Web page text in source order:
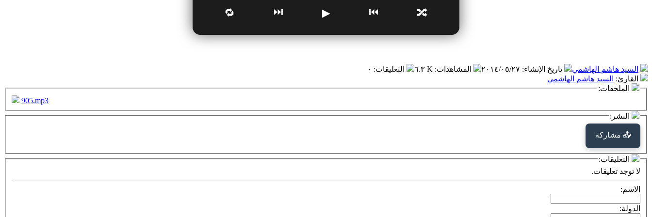
🔀
⏮
▶
⏭
🔁
السيد هاشم الهاشمي تاريخ الإنشاء: ٢٠١٤/٠٥/٢٧ المشاهدات: ٦.٣ K التعليقات: ٠
القارئ: السيد هاشم الهاشمي
الملحقات:
905.mp3
النشر:
📤 مشاركة
التعليقات:
لا توجد تعليقات.
الاسم:
الدولة: